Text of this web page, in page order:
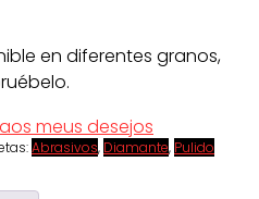
en diferentes granos,
meus desejos
Abrasivos, Diamante, Pulido